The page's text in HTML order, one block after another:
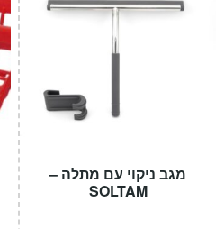
מגב ניקוי עם מתלה –
SOLTAM